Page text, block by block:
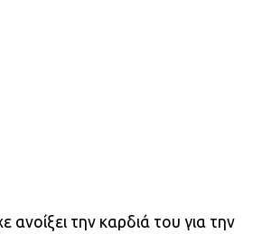
ανοίξει την καρδιά του για την